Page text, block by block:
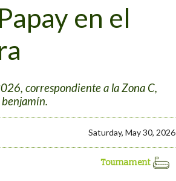
en el
correspondiente a la Zona C,
Saturday, May 30, 2026
Tournament